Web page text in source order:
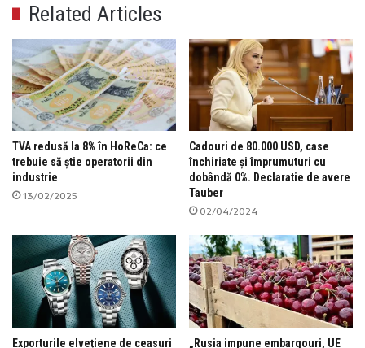
Related Articles
TVA redusă la 8% în HoReCa: ce
trebuie să știe operatorii din
industrie
13/02/2025
Cadouri de 80.000 USD, case
închiriate și împrumuturi cu
dobândă 0%. Declaratie de avere
Tauber
02/04/2024
Exporturile elvețiene de ceasuri
„Rusia impune embargouri, UE